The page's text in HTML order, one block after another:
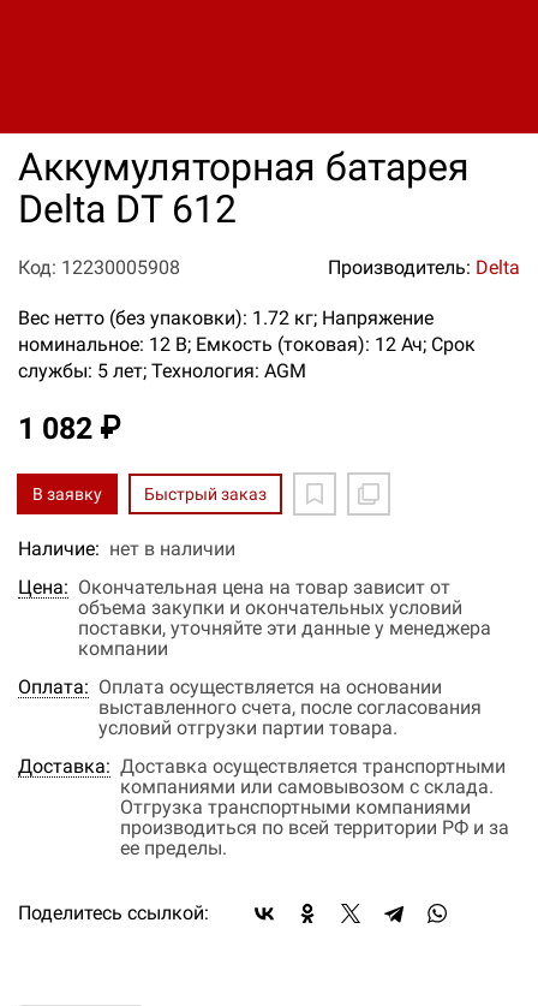
Аккумуляторная батарея
Delta DT 612
Код: 12230005908 Производитель: Delta
Вес нетто (без упаковки): 1.72 кг; Напряжение
номинальное: 12 В; Емкость (токовая): 12 Ач; Срок
службы: 5 лет; Технология: AGM
1 082 ₽
В заявку Быстрый заказ
Наличие: нет в наличии
Цена: Окончательная цена на товар зависит от
объема закупки и окончательных условий
поставки, уточняйте эти данные у менеджера
компании
Оплата: Оплата осуществляется на основании
выставленного счета, после согласования
условий отгрузки партии товара.
Доставка: Доставка осуществляется транспортными
компаниями или самовывозом с склада.
Отгрузка транспортными компаниями
производиться по всей территории РФ и за
ее пределы.
Поделитесь ссылкой: